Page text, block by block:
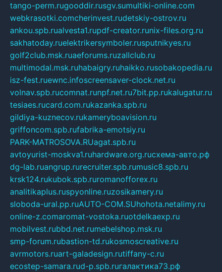
tango-perm.rugooddir.rusgv.sumultiki-online.com
webkrasotki.comcherinvest.rudetskiy-ostrov.ru
ankou.spb.rualvesta1.rupdf-creator.runix-files.org.ru
sakhatoday.ruelektrikersymboler.rusputnikyes.ru
golf2club.msk.ruaeforums.ruzallclub.ru
multimodal.msk.ruhabaigry.ruhaikko.rusobakopedia.ru
isz-fest.ruewnc.infoscreensaver-clock.net.ru
volnav.spb.rucomnat.runpf.net.ru7bit.pp.rukalugatur.ru
tesiaes.rucard.com.rukazanka.spb.ru
gildiya-kuznecov.rukameryboavision.ru
griffoncom.spb.rufabrika-emotsiy.ru
PARK-MATROSOVA.RUagat.spb.ru
avtoyurist-moskva1.ruhardware.org.ruсхема-авто.рф
dg-lab.ruangrup.rurecruiter.spb.rumusic8.spb.ru
krsk124.rukubok.spb.ruromanofforex.ru
analitikaplus.ruspyonline.ruzosikamery.ru
sloboda-ural.pp.ruAUTO-COM.SUhohota.netalimy.ru
online-z.comaromat-vostoka.ruotdelkaexp.ru
mobilvest.rubbd.net.rumebelshop.msk.ru
smp-forum.rubastion-td.rukosmoscreative.ru
avrmotors.ruart-galadesign.rutiffany-c.ru
ecostep-samara.rud-p.spb.ruгалактика73.рф